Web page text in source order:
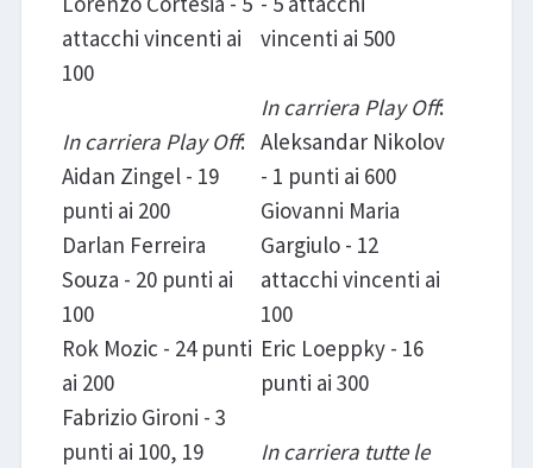
attacchi vincenti ai
100
In carriera Play Off:
Aidan Zingel - 19
punti ai 200
Darlan Ferreira
Souza - 20 punti ai
100
Rok Mozic - 24 punti
ai 200
Fabrizio Gironi - 3
punti ai 100, 19
vincenti ai 500
In carriera Play Off:
Aleksandar Nikolov
- 1 punti ai 600
Giovanni Maria
Gargiulo - 12
attacchi vincenti ai
100
Eric Loeppky - 16
punti ai 300
In carriera tutte le